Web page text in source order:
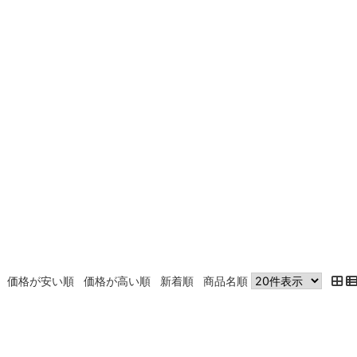
価格が安い順 価格が高い順 新着順 商品名順